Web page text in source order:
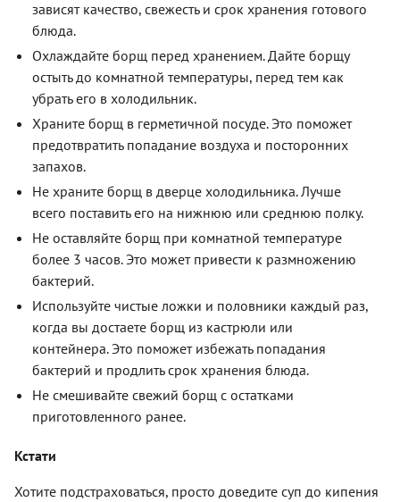
зависят качество, свежесть и срок хранения готового
блюда.
Охлаждайте борщ перед хранением. Дайте борщу
остыть до комнатной температуры, перед тем как
убрать его в холодильник.
Храните борщ в герметичной посуде. Это поможет
предотвратить попадание воздуха и посторонних
запахов.
Не храните борщ в дверце холодильника. Лучше
всего поставить его на нижнюю или среднюю полку.
Не оставляйте борщ при комнатной температуре
более 3 часов. Это может привести к размножению
бактерий.
Используйте чистые ложки и половники каждый раз,
когда вы достаете борщ из кастрюли или
контейнера. Это поможет избежать попадания
бактерий и продлить срок хранения блюда.
Не смешивайте свежий борщ с остатками
приготовленного ранее.
Кстати
Хотите подстраховаться, просто доведите суп до кипения